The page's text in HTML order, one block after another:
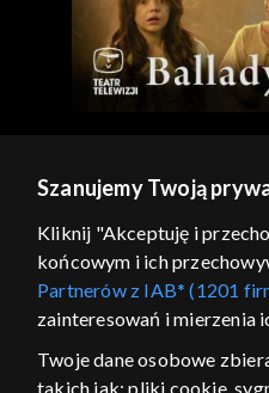
Fredrę i uważam,
Autor: Aleksander
regulamin serwisu
Szanujemy Twoją
Kliknij "Akceptuję i
końcowym i ich
Partnerów z IAB* (1201
zainteresowań i mierzenia
Twoje dane osobowe
takich jak: pliki cookie,